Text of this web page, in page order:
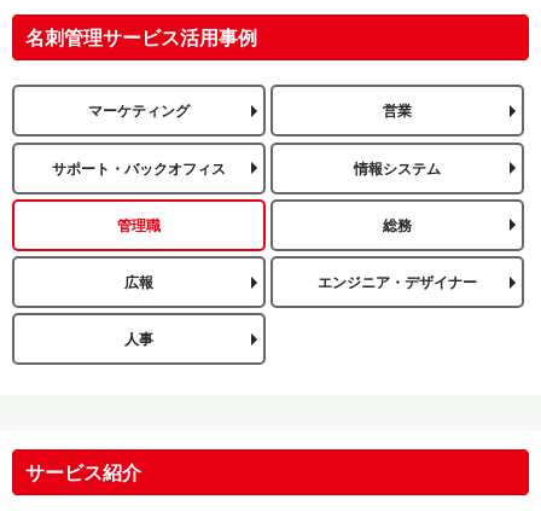
名刺管理サービス活用事例
マーケティング 営業
サポート・バックオフィス 情報システム
管理職 総務
広報 エンジニア・デザイナー
人事
サービス紹介